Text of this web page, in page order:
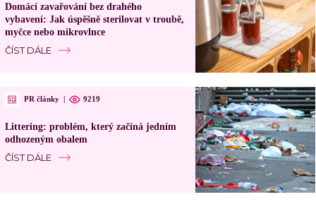
Domácí zavařování bez drahého
vybavení: Jak úspěšně sterilovat v troubě,
myčce nebo mikrovlnce
ČÍST DÁLE
PR články | 9219
Littering: problém, který začíná jedním
odhozeným obalem
ČÍST DÁLE